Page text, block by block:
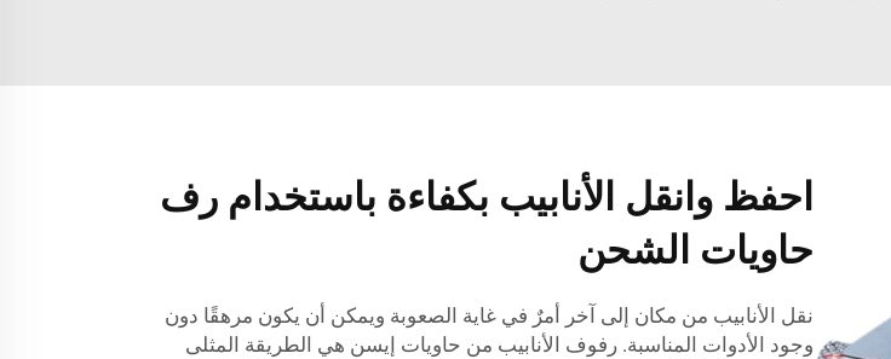
احفظ وانقل الأنابيب بكفاءة باستخدام رف
حاويات الشحن
نقل الأنابيب من مكان إلى آخر أمرٌ في غاية الصعوبة ويمكن أن يكون مرهقًا دون
وجود الأدوات المناسبة. رفوف الأنابيب من حاويات إيسن هي الطريقة المثلى